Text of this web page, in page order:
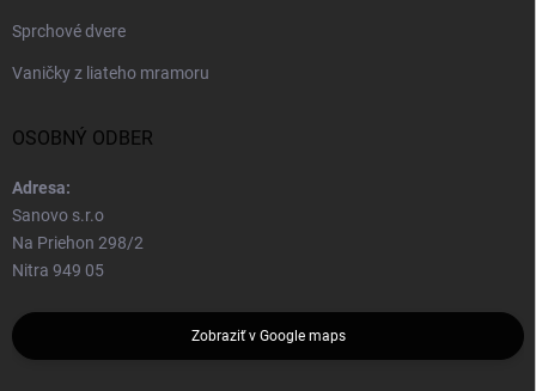
Sprchové dvere
Vaničky z liateho mramoru
OSOBNÝ ODBER
Adresa:
Sanovo s.r.o
Na Priehon 298/2
Nitra 949 05
Zobraziť v Google maps